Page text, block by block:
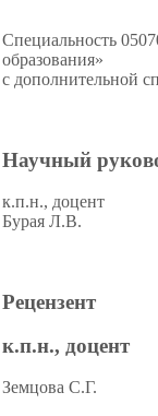
Специальность
образования»
с дополнительной
Научный
к.п.н., доцент
Бурая Л.В.
Рецензент
к.п.н., доцент
Земцова С.Г.